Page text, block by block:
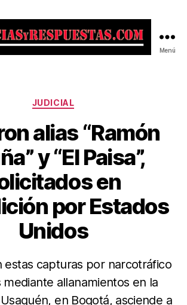
Menú
Categorías
JUDICIAL
alias “Ramón
y “El Paisa”,
en
por Estados
Unidos
estas capturas por narcotráfico
mediante allanamientos en la
en Bogotá, asciende a